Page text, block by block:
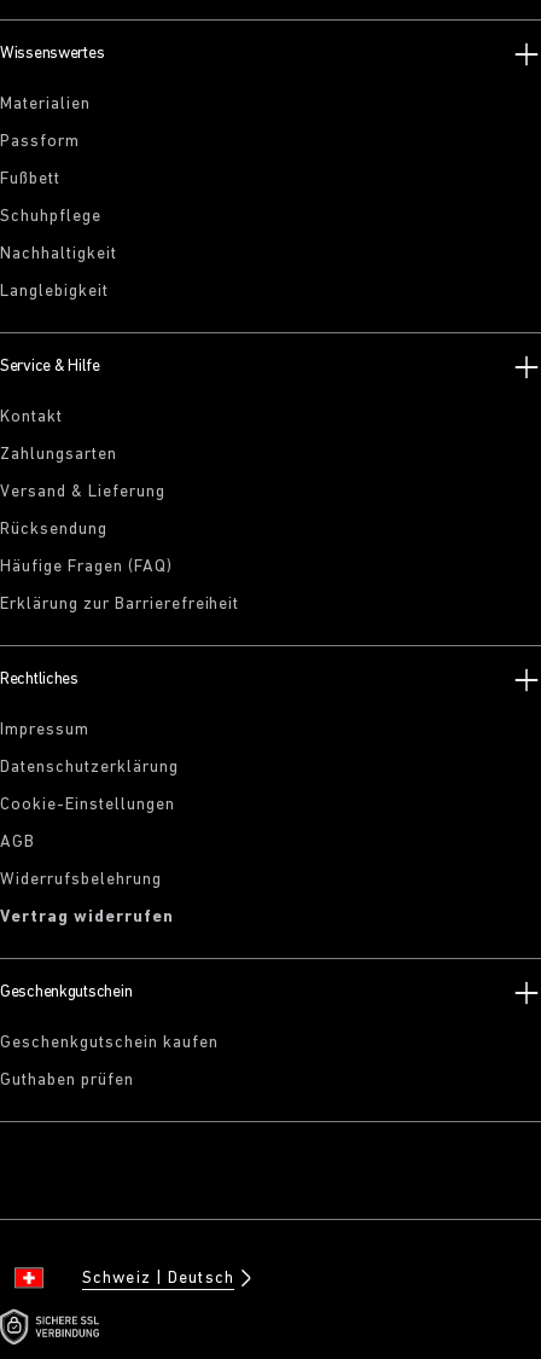
Wissenswertes
Materialien
Passform
Fußbett
Schuhpflege
Nachhaltigkeit
Langlebigkeit
Service & Hilfe
Kontakt
Zahlungsarten
Versand & Lieferung
Rücksendung
Häufige Fragen (FAQ)
Erklärung zur Barrierefreiheit
Rechtliches
Impressum
Datenschutzerklärung
Cookie-Einstellungen
AGB
Widerrufsbelehrung
Vertrag widerrufen
Geschenkgutschein
Geschenkgutschein kaufen
Guthaben prüfen
Schweiz Deutsch